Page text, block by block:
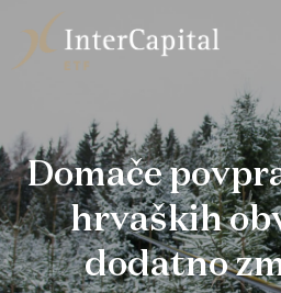
Domače
hrvaških
dodatno